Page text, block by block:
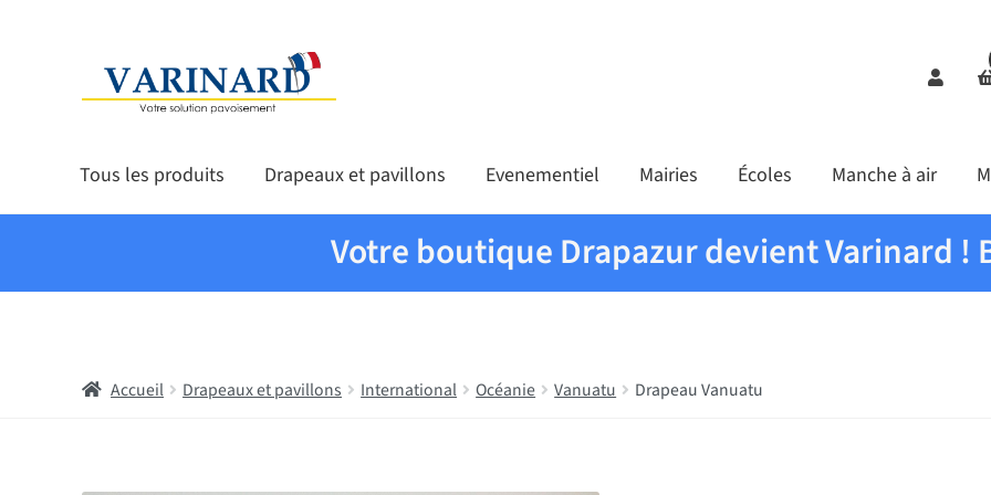
Aller à la navigation
Aller au contenu
Tous les produits Drapeaux et pavillons Evenementiel Mairies Écoles Manche à air
Votre boutique Drapazur devient Varinard !
Accueil Drapeaux et pavillons International Océanie Vanuatu Drapeau Vanuatu